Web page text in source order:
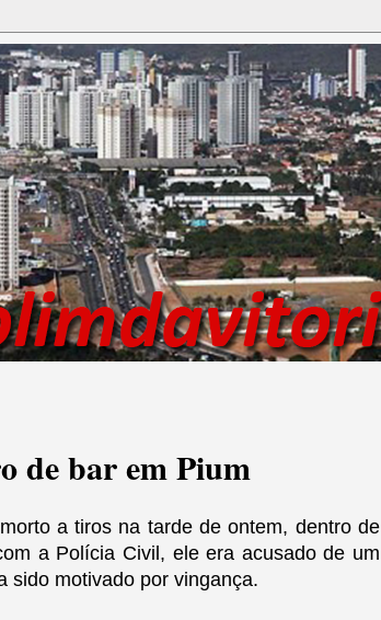
de bar em Pium
a tiros na tarde de ontem, dentro de
a Polícia Civil, ele era acusado de um
sido motivado por vingança.